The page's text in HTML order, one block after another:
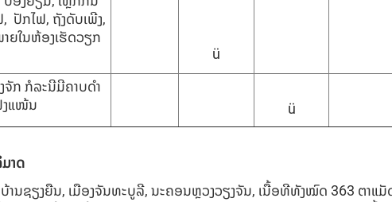
, ປັກໄຟ, ຖັງດັບເພີງ,
າຍໃນຫ້ອງເຮັດວຽກ
ü
ຈັກ ກໍລະນີມີຄາບດໍາ
ງແໜ້ນ
ü
າດ
ານຊຽງຍືນ, ເມືອງຈັນທະບູລີ, ນະຄອນຫຼວງວຽງຈັນ, ເນື້ອທີທັງໝົດ 363 ຕາແມັ